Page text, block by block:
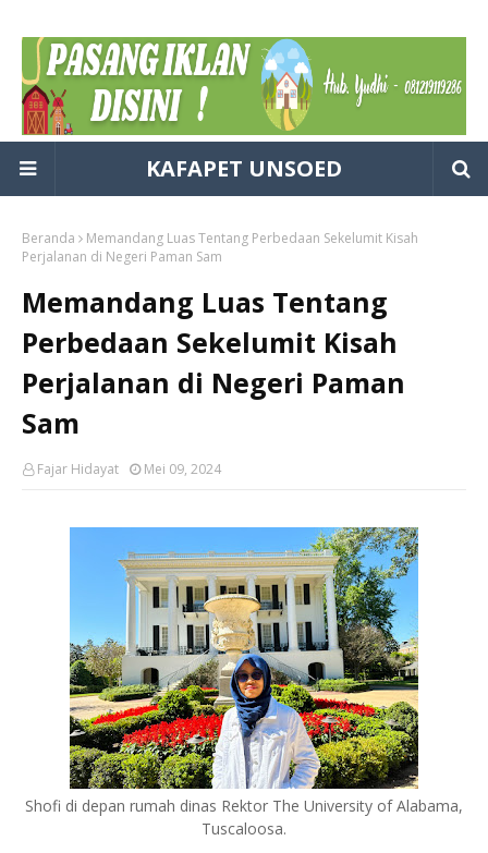
KAFAPET UNSOED
Beranda
Memandang Luas Tentang Perbedaan Sekelumit Kisah
Perjalanan di Negeri Paman Sam
Memandang Luas Tentang
Perbedaan Sekelumit Kisah
Perjalanan di Negeri Paman
Sam
Fajar Hidayat Mei 09, 2024
Shofi di depan rumah dinas Rektor The University of Alabama,
Tuscaloosa.